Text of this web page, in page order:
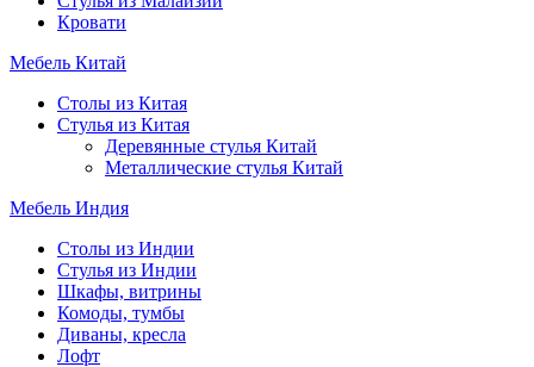
Кровати
Мебель Китай
Столы из Китая
Стулья из Китая
Деревянные стулья Китай
Металлические стулья Китай
Мебель Индия
Столы из Индии
Стулья из Индии
Шкафы, витрины
Комоды, тумбы
Диваны, кресла
Лофт